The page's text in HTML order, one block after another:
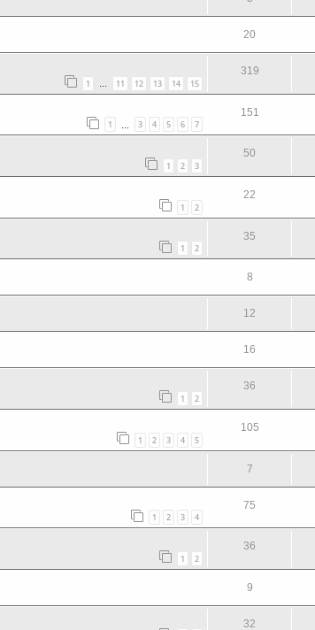
20
1 … 11 12 13 14 15
319
1 3 4 5 6 7
151
1 2 3
50
1 2
22
1 2
35
8
12
16
1 2
36
1 2 3 4 5
105
7
1 2 3 4
75
1 2
36
9
32